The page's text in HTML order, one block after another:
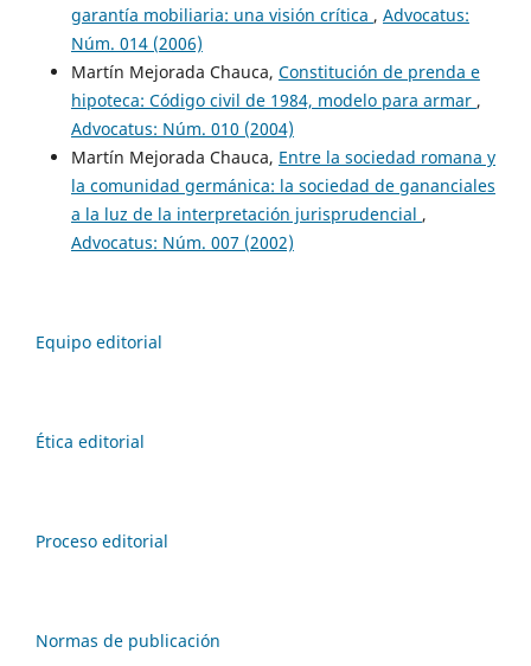
garantía mobiliaria: una visión crítica , Advocatus:
Núm. 014 (2006)
Martín Mejorada Chauca, Constitución de prenda e
hipoteca: Código civil de 1984, modelo para armar ,
Advocatus: Núm. 010 (2004)
Martín Mejorada Chauca, Entre la sociedad romana y
la comunidad germánica: la sociedad de gananciales
a la luz de la interpretación jurisprudencial ,
Advocatus: Núm. 007 (2002)
Equipo editorial
Ética editorial
Proceso editorial
Normas de publicación